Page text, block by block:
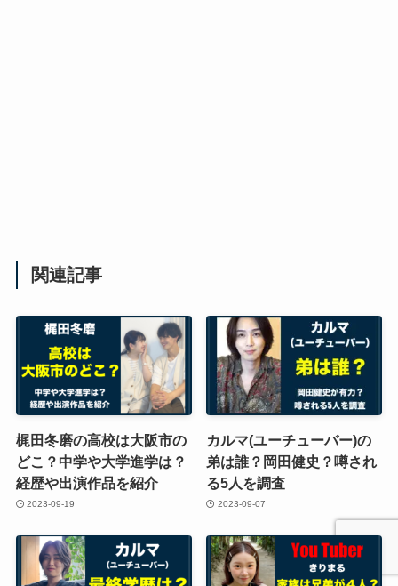
関連記事
梶田冬磨の高校は大阪市の
どこ？中学や大学進学は？
経歴や出演作品を紹介
2023-09-19
カルマ(ユーチューバー)の
弟は誰？岡田健史？噂され
る5人を調査
2023-09-07